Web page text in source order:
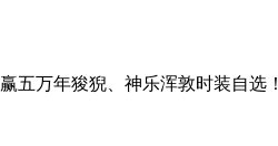
五万年狻猊、神乐浑敦时装自选！